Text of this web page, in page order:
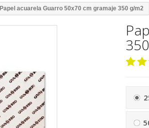
Papel acuarela Guarro 50x70 cm gramaje 350 g/m2